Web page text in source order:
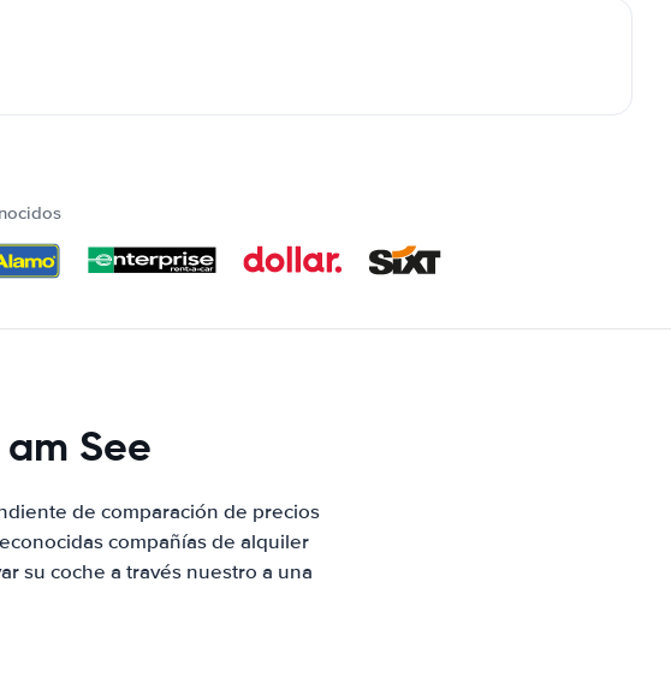
See
de comparación de precios
compañías de alquiler
su coche a través nuestro a una